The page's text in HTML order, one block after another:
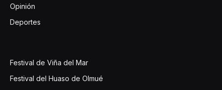
Opinión
Deportes
Festival de Viña del Mar
Festival del Huaso de Olmué